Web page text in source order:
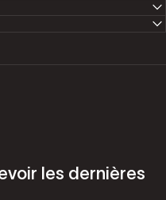
les dernières